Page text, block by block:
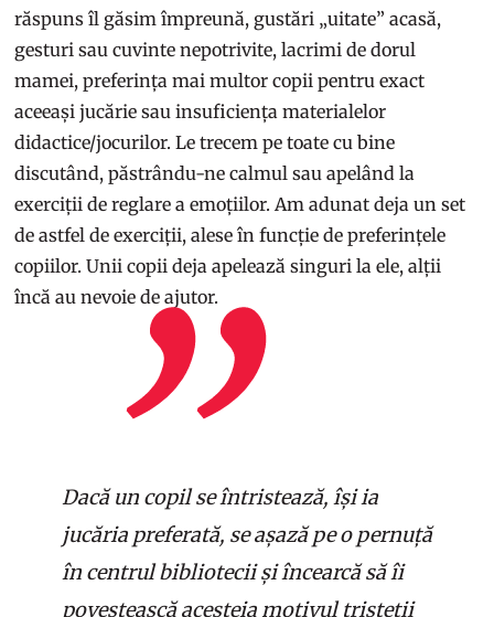
răspuns îl găsim împreună, gustări „uitate” acasă,
gesturi sau cuvinte nepotrivite, lacrimi de dorul
mamei, preferința mai multor copii pentru exact
aceeași jucărie sau insuficiența materialelor
didactice/jocurilor. Le trecem pe toate cu bine
discutând, păstrându-ne calmul sau apelând la
exerciții de reglare a emoțiilor. Am adunat deja un set
de astfel de exerciții, alese în funcție de preferințele
copiilor. Unii copii deja apelează singuri la ele, alții
încă au nevoie de ajutor.
Dacă un copil se întristează, își ia
jucăria preferată, se așază pe o pernuță
în centrul bibliotecii și încearcă să îi
povestească acesteia motivul tristeții